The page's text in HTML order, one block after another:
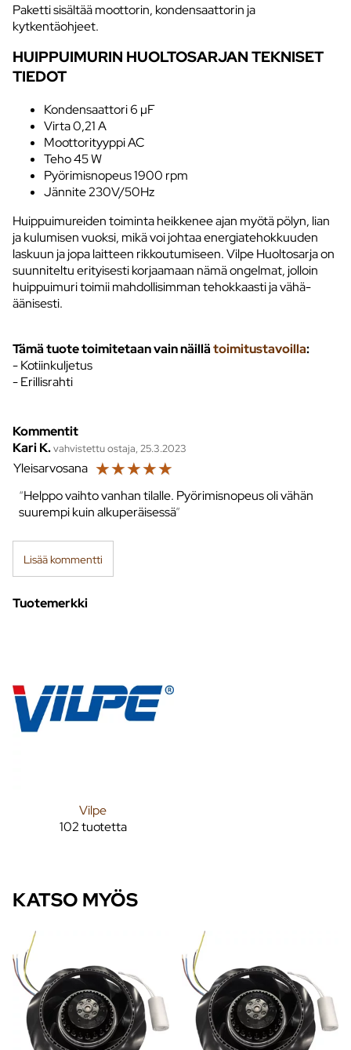
Paketti sisältää moottorin, kondensaattorin ja
kytkentäohjeet.
HUIPPUIMURIN HUOLTOSARJAN TEKNISET
TIEDOT
Kondensaattori 6 µF
Virta 0,21 A
Moottorityyppi AC
Teho 45 W
Pyörimisnopeus 1900 rpm
Jännite 230V/50Hz
Huippuimureiden toiminta heikkenee ajan myötä pölyn, lian
ja kulumisen vuoksi, mikä voi johtaa energiatehokkuuden
laskuun ja jopa laitteen rikkoutumiseen. Vilpe Huoltosarja on
suunniteltu erityisesti korjaamaan nämä ongelmat, jolloin
huippuimuri toimii mahdollisimman tehokkaasti ja vähä-
äänisesti.
Tämä tuote toimitetaan vain näillätoimitustavoilla:
- Kotiinkuljetus
- Erillisrahti
Kommentit
Kari K.vahvistettu ostaja, 25.3.2023
Yleisarvosana ☆☆☆☆☆
Helppo vaihto vanhan tilalle. Pyörimisnopeus oli vähän
suurempi kuin alkuperäisessä
Lisää kommentti
Tuotemerkki
Vilpe
102 tuotetta
KATSO MYÖS